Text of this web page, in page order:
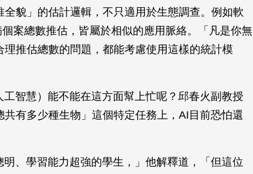
貌」的估計邏輯，不只適用於生態調查。例如軟
案總數推估，皆屬於相似的應用脈絡。「凡是你無
推估總數的問題，都能考慮使用這樣的統計模
智慧）能不能在這方面幫上忙呢？邱春火副教授
有多少種生物」這個特定任務上，AI目前恐怕還
明、學習能力超強的學生，」他解釋道，「但這位